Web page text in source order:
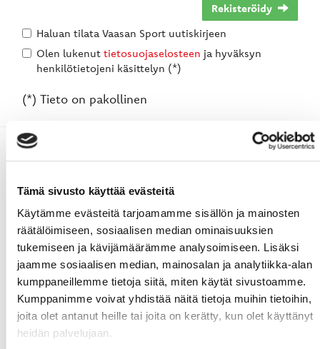
Tämä sivusto käyttää evästeitä
Käytämme evästeitä tarjoamamme sisällön ja mainosten
räätälöimiseen, sosiaalisen median ominaisuuksien
tukemiseen ja kävijämäärämme analysoimiseen. Lisäksi
jaamme sosiaalisen median, mainosalan ja analytiikka-alan
kumppaneillemme tietoja siitä, miten käytät sivustoamme.
Kumppanimme voivat yhdistää näitä tietoja muihin tietoihin,
joita olet antanut heille tai joita on kerätty, kun olet käyttänyt
heidän palvelujaan.
Rekisteröidy
Haluan tilata Vaasan Sport uutiskirjeen
Olen lukenut tietosuojaselosteen ja hyväksyn
henkilötietojeni käsittelyn (*)
(*) Tieto on pakollinen